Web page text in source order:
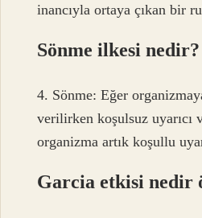
inancıyla ortaya çıkan bir
Sönme ilkesi nedir?
4. Sönme: Eğer
verilirken koşulsuz uyarıcı
organizma artık koşullu
Garcia etkisi nedir